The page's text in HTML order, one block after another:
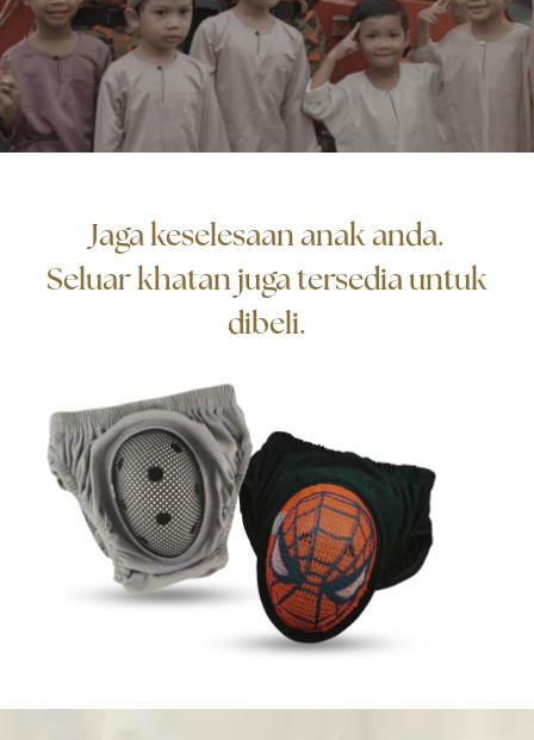
Jaga keselesaan anak anda.
Seluar khatan juga tersedia untuk
dibeli.